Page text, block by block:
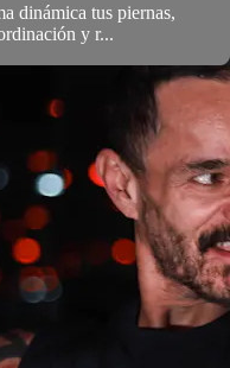
dinámica tus piernas,
y r...